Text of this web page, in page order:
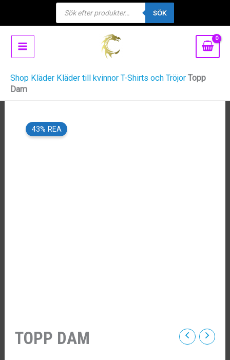
innehåll
Products
search
SÖK
Shop Kläder Kläder till kvinnor T-Shirts och Tröjor Topp
Dam
43% REA
TOPP DAM